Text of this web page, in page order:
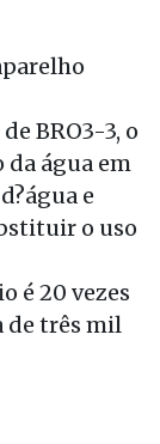
BRO3-3, o
água em
e
o uso
é 20 vezes
de três mil